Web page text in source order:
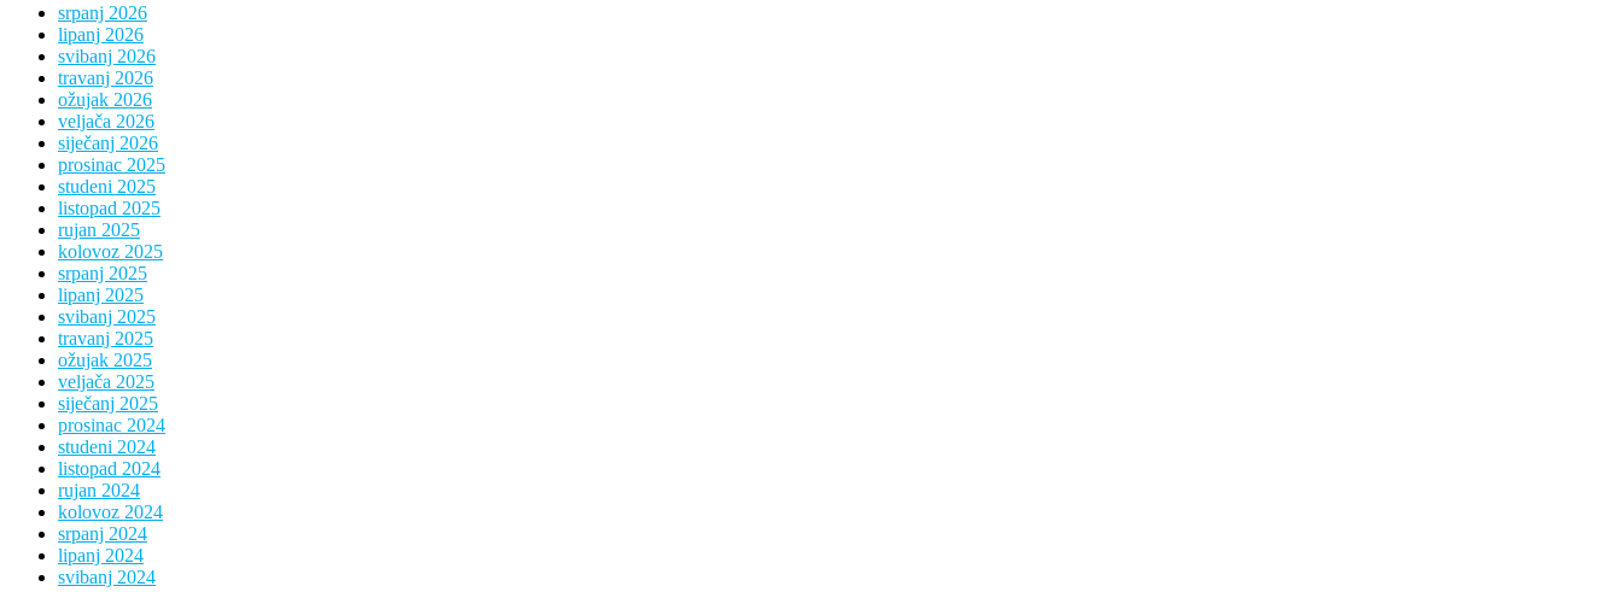
srpanj 2026
lipanj 2026
svibanj 2026
travanj 2026
ožujak 2026
veljača 2026
siječanj 2026
prosinac 2025
studeni 2025
listopad 2025
rujan 2025
kolovoz 2025
srpanj 2025
lipanj 2025
svibanj 2025
travanj 2025
ožujak 2025
veljača 2025
siječanj 2025
prosinac 2024
studeni 2024
listopad 2024
rujan 2024
kolovoz 2024
srpanj 2024
lipanj 2024
svibanj 2024